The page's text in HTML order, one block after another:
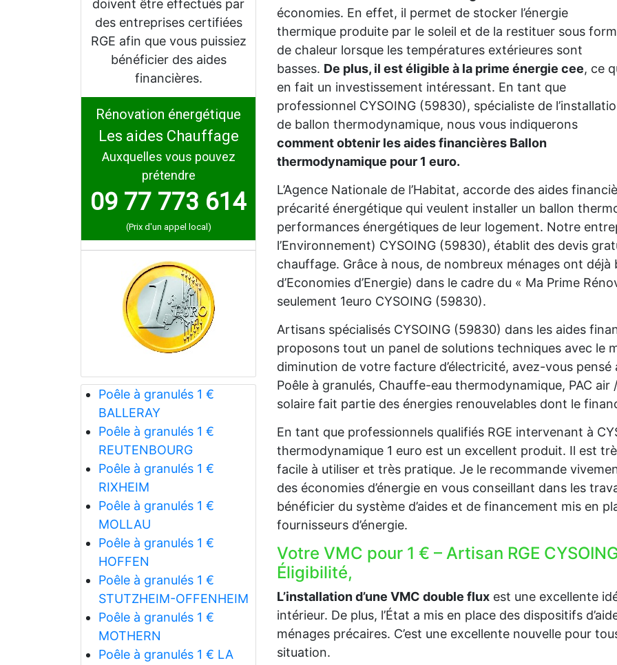
doivent être effectués par
des entreprises certifiées
RGE afin que vous puissiez
bénéficier des aides
financières.
Rénovation énergétique
Les aides Chauffage
Auxquelles vous pouvez
prétendre
09 77 773 614
(Prix d'un appel local)
Poêle à granulés 1 €
BALLERAY
Poêle à granulés 1 €
REUTENBOURG
Poêle à granulés 1 €
RIXHEIM
Poêle à granulés 1 €
MOLLAU
Poêle à granulés 1 €
HOFFEN
Poêle à granulés 1 €
STUTZHEIM-OFFENHEIM
Poêle à granulés 1 €
MOTHERN
Poêle à granulés 1 € LA
économies. En effet, il permet de stocker l’énergie
thermique produite par le soleil et de la restituer sous
de chaleur lorsque les températures extérieures sont
basses. De plus, il est éligible à la prime énergie cee, ce
en fait un investissement intéressant. En tant que
professionnel CYSOING (59830), spécialiste de
de ballon thermodynamique, nous vous indiquerons
comment obtenir les aides financières Ballon
thermodynamique pour 1 euro.
L’Agence Nationale de l’Habitat, accorde des aides
précarité énergétique qui veulent installer un ballon
performances énergétiques de leur logement. Notre
l’Environnement) CYSOING (59830), établit des devis
chauffage. Grâce à nous, de nombreux ménages ont
d’Economies d’Energie) dans le cadre du « Ma Prime
seulement 1euro CYSOING (59830).
Artisans spécialisés CYSOING (59830) dans les aides
proposons tout un panel de solutions techniques avec le
diminution de votre facture d’électricité, avez-vous
Poêle à granulés, Chauffe-eau thermodynamique, PAC air
solaire fait partie des énergies renouvelables dont le
En tant que professionnels qualifiés RGE intervenant à
thermodynamique 1 euro est un excellent produit. Il est
facile à utiliser et très pratique. Je le recommande
des économies d’énergie en vous conseillant dans les
bénéficier du système d’aides et de financement mis en
fournisseurs d’énergie.
Votre VMC pour 1 € – Artisan RGE
Éligibilité,
L’installation d’une VMC double flux est une excellente
intérieur. De plus, l’État a mis en place des dispositifs
ménages précaires. C’est une excellente nouvelle pour
situation.